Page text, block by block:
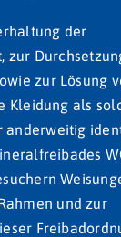
der
zur
zur Lösung
Kleidung als
anderweitig
und zur